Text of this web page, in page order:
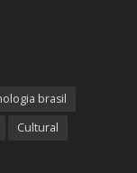
brasil
Cultural